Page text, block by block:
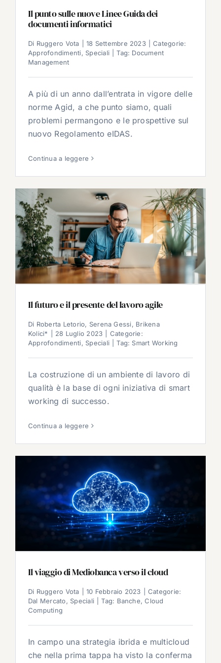
Il punto sulle nuove Linee Guida dei
documenti informatici
Di Ruggero Vota 18 Settembre 2023
Categorie:
Approfondimenti, Speciali Tag: Document
Management
A più di un anno dall’entrata in vigore delle
norme Agid, a che punto siamo, quali
problemi permangono e le prospettive sul
nuovo Regolamento eIDAS.
Continua a leggere
Il futuro e il presente del lavoro agile
Di Roberta Letorio, Serena Gessi, Brikena
Kolici*
28 Luglio 2023
Categorie:
Approfondimenti, Speciali Tag: Smart Working
La costruzione di un ambiente di lavoro di
qualità è la base di ogni iniziativa di smart
working di successo.
Continua a leggere
Il viaggio di Mediobanca verso il cloud
Di Ruggero Vota 10 Febbraio 2023
Categorie:
Dal Mercato, Speciali Tag: Banche,Cloud
Computing
In campo una strategia ibrida e multicloud
che nella prima tappa ha visto la conferma